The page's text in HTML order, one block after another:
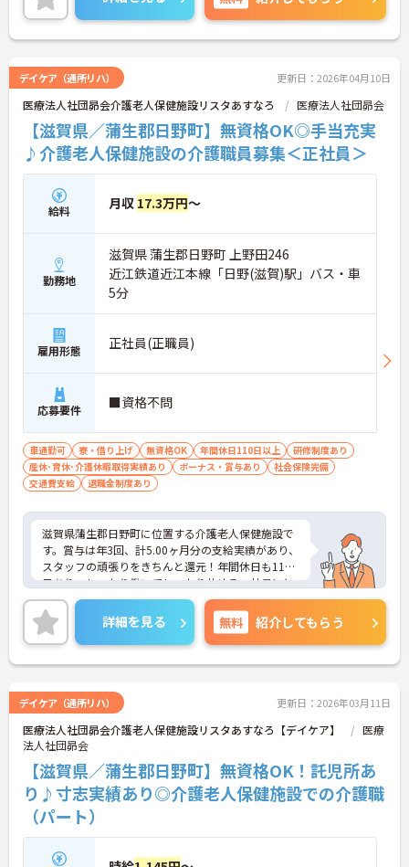
接のポイントをお伝えしますので、お気軽にお問い
合わせください。
デイケア（通所リハ） 更新日：2026年04月10日
医療法人社団昴会介護老人保健施設リスタあすなろ 医療法人社団昴会
【滋賀県／蒲生郡日野町】無資格OK◎手当充実
♪介護老人保健施設の介護職員募集＜正社員＞
給料 月収 17.3万円～
勤務地
滋賀県 蒲生郡日野町 上野田246
近江鉄道近江本線「日野(滋賀)駅」バス・車
5分
雇用形態 正社員(正職員)
応募要件 ■資格不問
車通勤可 寮・借り上げ 無資格OK 年間休日110日以上
研修制度あり
産休･育休･介護休暇取得実績あり
ボーナス・賞与あり
社会保険完備
交通費支給
退職金制度あり
滋賀県蒲生郡日野町に位置する介護老人保健施設で
す。賞与は年3回、計5.00ヶ月分の支給実績があり、
スタッフの頑張りをきちんと還元！年間休日も110
日あり、しっかり働いてしっかり休める、社員にと
って理想の働き方を実現できます。ご興味をお持ち
の方はお気軽にお問い合わせください。
詳細を見る 無料 紹介してもらう
デイケア（通所リハ） 更新日：2026年03月11日
医療法人社団昴会介護老人保健施設リスタあすなろ【デイケア】
医療
法人社団昴会
【滋賀県／蒲生郡日野町】無資格OK！託児所あ
り♪寸志実績あり◎介護老人保健施設での介護職
（パート）